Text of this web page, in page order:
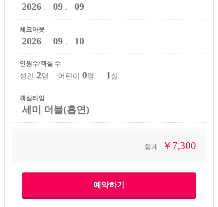
2026． 09． 09
체크아웃
2026． 09． 10
인원수/객실 수
성인 2명 어린이 0명 1실
객실타입
세미 더블(흡연)
합계 ￥7,300